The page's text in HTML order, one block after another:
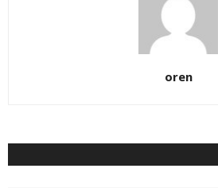
oren